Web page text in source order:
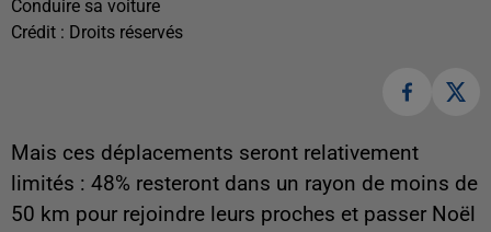
Conduire sa voiture
Crédit : Droits réservés
Mais ces déplacements seront relativement
limités : 48% resteront dans un rayon de moins de
50 km pour rejoindre leurs proches et passer Noël